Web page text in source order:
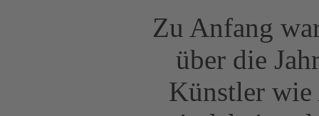
Zu Anfang
über die
Künstler wie